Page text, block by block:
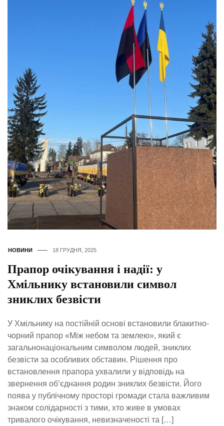
НОВИНИ 18 ГРУДНЯ, 2025
Прапор очікування і надії: у
Хмільнику встановили символ
зниклих безвісти
У Хмільнику на постійній основі встановили блакитно-
чорний прапор «Між небом та землею», який є
загальнонаціональним символом людей, зниклих
безвісти за особливих обставин. Рішення про
встановлення прапора ухвалили у відповідь на
звернення об’єднання родин зниклих безвісти. Його
поява у публічному просторі громади стала важливим
знаком солідарності з тими, хто живе в умовах
тривалого очікування, невизначеності та […]